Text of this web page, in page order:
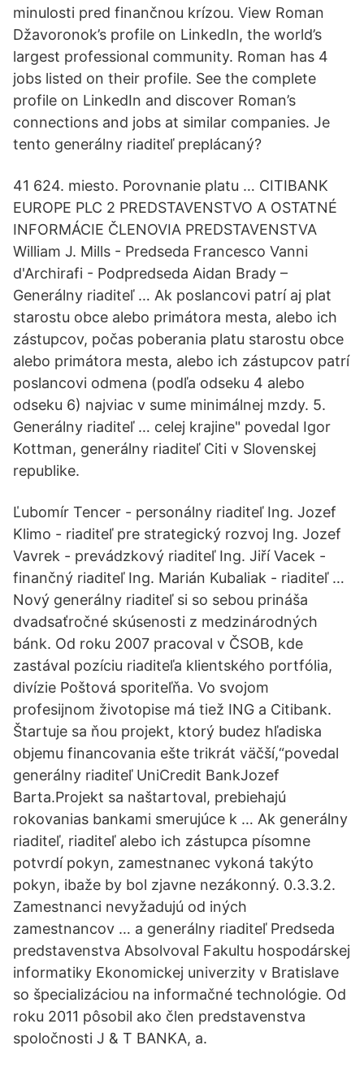
minulosti pred finančnou krízou. View Roman
Džavoronok’s profile on LinkedIn, the world’s
largest professional community. Roman has 4
jobs listed on their profile. See the complete
profile on LinkedIn and discover Roman’s
connections and jobs at similar companies. Je
tento generálny riaditeľ preplácaný?
41 624. miesto. Porovnanie platu … CITIBANK
EUROPE PLC 2 PREDSTAVENSTVO A OSTATNÉ
INFORMÁCIE ČLENOVIA PREDSTAVENSTVA
William J. Mills - Predseda Francesco Vanni
d'Archirafi - Podpredseda Aidan Brady –
Generálny riaditeľ … Ak poslancovi patrí aj plat
starostu obce alebo primátora mesta, alebo ich
zástupcov, počas poberania platu starostu obce
alebo primátora mesta, alebo ich zástupcov patrí
poslancovi odmena (podľa odseku 4 alebo
odseku 6) najviac v sume minimálnej mzdy. 5.
Generálny riaditeľ … celej krajine" povedal Igor
Kottman, generálny riaditeľ Citi v Slovenskej
republike.
Ľubomír Tencer - personálny riaditeľ Ing. Jozef
Klimo - riaditeľ pre strategický rozvoj Ing. Jozef
Vavrek - prevádzkový riaditeľ Ing. Jiří Vacek -
finančný riaditeľ Ing. Marián Kubaliak - riaditeľ …
Nový generálny riaditeľ si so sebou prináša
dvadsaťročné skúsenosti z medzinárodných
bánk. Od roku 2007 pracoval v ČSOB, kde
zastával pozíciu riaditeľa klientského portfólia,
divízie Poštová sporiteľňa. Vo svojom
profesijnom životopise má tiež ING a Citibank.
Štartuje sa ňou projekt, ktorý budez hľadiska
objemu financovania ešte trikrát väčší,“povedal
generálny riaditeľ UniCredit BankJozef
Barta.Projekt sa naštartoval, prebiehajú
rokovanias bankami smerujúce k … Ak generálny
riaditeľ, riaditeľ alebo ich zástupca písomne
potvrdí pokyn, zamestnanec vykoná takýto
pokyn, ibaže by bol zjavne nezákonný. 0.3.3.2.
Zamestnanci nevyžadujú od iných
zamestnancov … a generálny riaditeľ Predseda
predstavenstva Absolvoval Fakultu hospodárskej
informatiky Ekonomickej univerzity v Bratislave
so špecializáciou na informačné technológie. Od
roku 2011 pôsobil ako člen predstavenstva
spoločnosti J & T BANKA, a.